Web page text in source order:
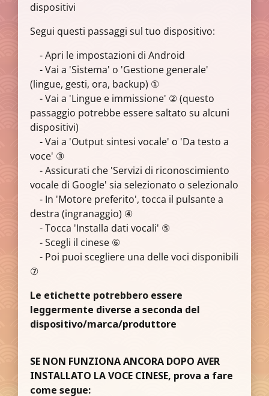
dispositivi
Segui questi passaggi sul tuo dispositivo:
- Apri le impostazioni di Android
- Vai a 'Sistema' o 'Gestione generale'
(lingue, gesti, ora, backup) ①
- Vai a 'Lingue e immissione' ② (questo
passaggio potrebbe essere saltato su alcuni
dispositivi)
- Vai a 'Output sintesi vocale' o 'Da testo a
voce' ③
- Assicurati che 'Servizi di riconoscimiento
vocale di Google' sia selezionato o selezionalo
- In 'Motore preferito', tocca il pulsante a
destra (ingranaggio) ④
- Tocca 'Installa dati vocali' ⑤
- Scegli il cinese ⑥
- Poi puoi scegliere una delle voci disponibili
⑦
Le etichette potrebbero essere
leggermente diverse a seconda del
dispositivo/marca/produttore
SE NON FUNZIONA ANCORA DOPO AVER
INSTALLATO LA VOCE CINESE, prova a fare
come segue: